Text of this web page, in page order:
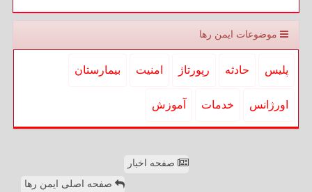
موضوعات ایمن رها
پلیس حادثه رپورتاژ امنیت بیمارستان
اورژانس خدمات آموزش
صفحه اخبار
صفحه اصلی ایمن رها